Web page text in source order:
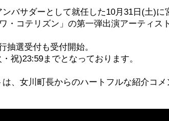
バサダーとして就任した10月31日(土)
・コテリズン」の第一弾出演アーティス
抽選受付も受付開始。
祝)23:59までとなっております。
、女川町長からのハートフルな紹介コメ